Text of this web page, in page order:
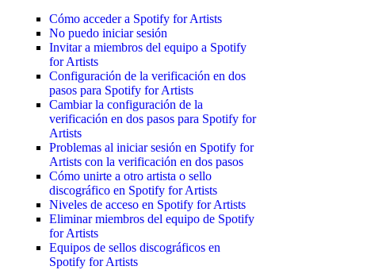
Cómo acceder a Spotify for Artists
No puedo iniciar sesión
Invitar a miembros del equipo a Spotify
for Artists
Configuración de la verificación en dos
pasos para Spotify for Artists
Cambiar la configuración de la
verificación en dos pasos para Spotify for
Artists
Problemas al iniciar sesión en Spotify for
Artists con la verificación en dos pasos
Cómo unirte a otro artista o sello
discográfico en Spotify for Artists
Niveles de acceso en Spotify for Artists
Eliminar miembros del equipo de Spotify
for Artists
Equipos de sellos discográficos en
Spotify for Artists